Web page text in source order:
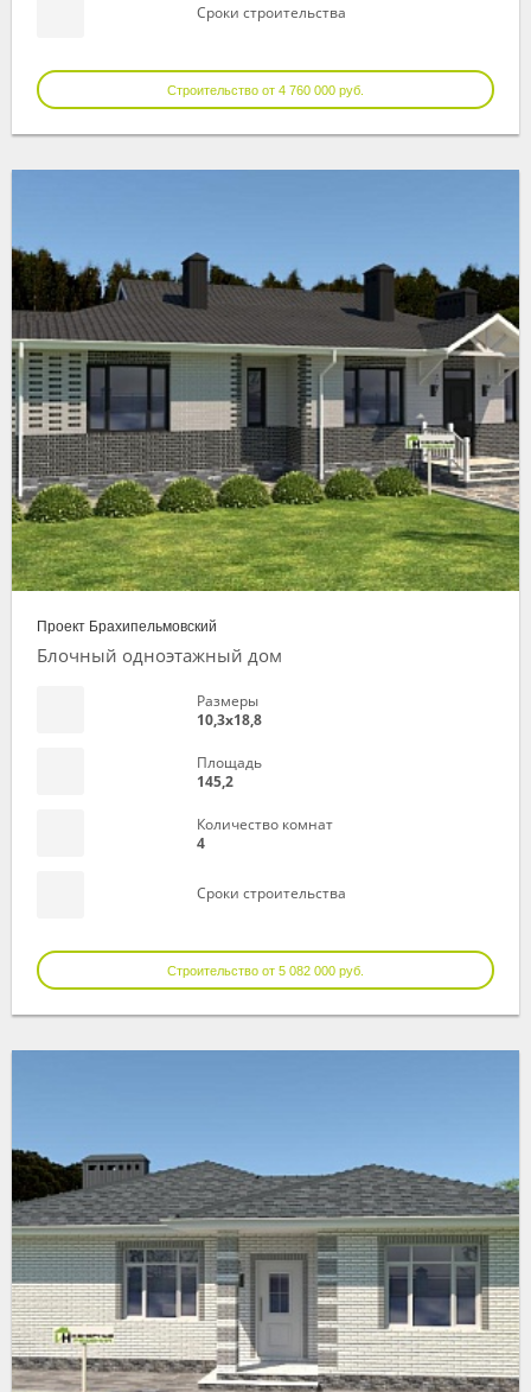
Сроки строительства
Строительство от 4 760 000 руб.
Проект Брахипельмовский
Блочный одноэтажный дом
Размеры
10,3х18,8
Площадь
145,2
Количество комнат
4
Сроки строительства
Строительство от 5 082 000 руб.